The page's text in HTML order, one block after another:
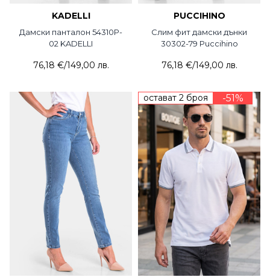
KADELLI
Дамски панталон 54310P-
02 KADELLI
76,18 €/149,00 лв.
PUCCIHINO
Слим фит дамски дънки
30302-79 Puccihino
76,18 €/149,00 лв.
остават 2 броя -51%